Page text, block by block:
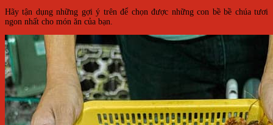
Hãy tận dụng những gợi ý trên để chọn được những con bề bề chúa tươi
ngon nhất cho món ăn của bạn.